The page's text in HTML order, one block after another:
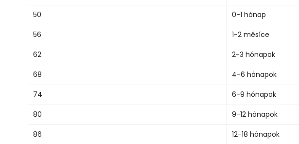
50 0-1 hónap
56 1-2 měsíce
62 2-3 hónapok
68 4-6 hónapok
74 6-9 hónapok
80 9-12 hónapok
86 12-18 hónapok